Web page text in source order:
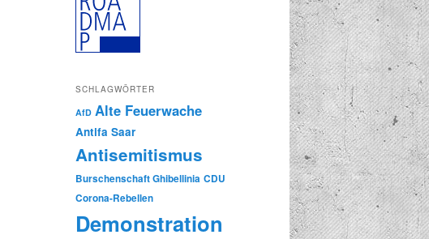
SCHLAGWÖRTER
AfD Alte Feuerwache
Antifa Saar
Antisemitismus
Burschenschaft Ghibellinia CDU
Corona-Rebellen
Demonstration